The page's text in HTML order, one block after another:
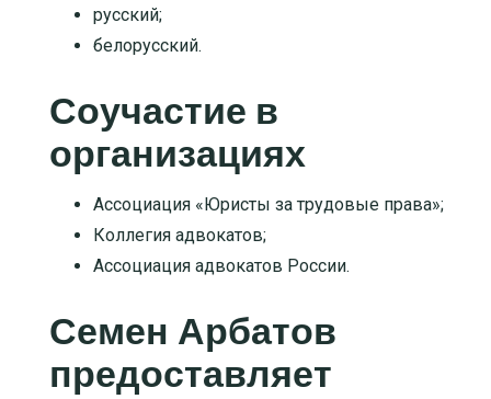
русский;
белорусский.
Соучастие в
организациях
Ассоциация «Юристы за трудовые права»;
Коллегия адвокатов;
Ассоциация адвокатов России.
Семен Арбатов
предоставляет